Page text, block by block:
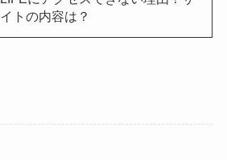
イトの内容は？